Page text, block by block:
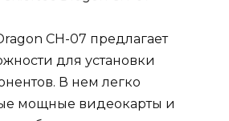
CH-07 предлагает
для установки
В нем легко
мощные видеокарты и